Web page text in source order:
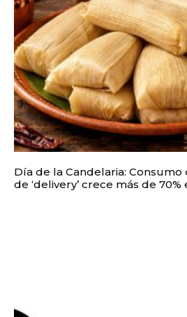
Día de la Candelaria: Consumo
de ‘delivery’ crece más de 70%